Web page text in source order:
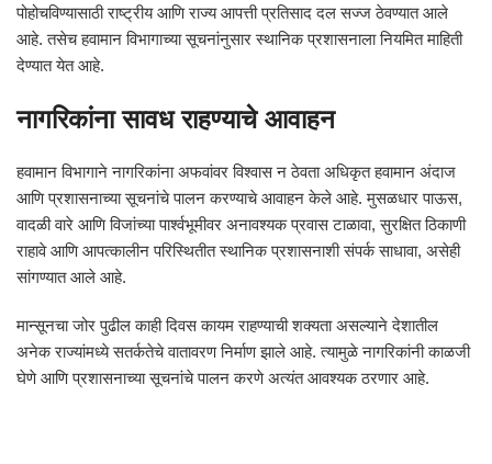
पोहोचविण्यासाठी राष्ट्रीय आणि राज्य आपत्ती प्रतिसाद दल सज्ज ठेवण्यात आले
आहे. तसेच हवामान विभागाच्या सूचनांनुसार स्थानिक प्रशासनाला नियमित माहिती
देण्यात येत आहे.
नागरिकांना सावध राहण्याचे आवाहन
हवामान विभागाने नागरिकांना अफवांवर विश्वास न ठेवता अधिकृत हवामान अंदाज
आणि प्रशासनाच्या सूचनांचे पालन करण्याचे आवाहन केले आहे. मुसळधार पाऊस,
वादळी वारे आणि विजांच्या पार्श्वभूमीवर अनावश्यक प्रवास टाळावा, सुरक्षित ठिकाणी
राहावे आणि आपत्कालीन परिस्थितीत स्थानिक प्रशासनाशी संपर्क साधावा, असेही
सांगण्यात आले आहे.
मान्सूनचा जोर पुढील काही दिवस कायम राहण्याची शक्यता असल्याने देशातील
अनेक राज्यांमध्ये सतर्कतेचे वातावरण निर्माण झाले आहे. त्यामुळे नागरिकांनी काळजी
घेणे आणि प्रशासनाच्या सूचनांचे पालन करणे अत्यंत आवश्यक ठरणार आहे.